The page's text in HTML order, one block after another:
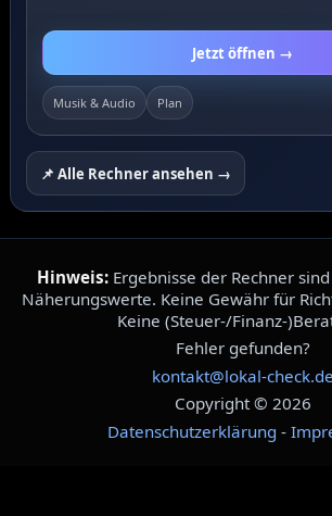
Jetzt öffnen →
Musik & Audio Plan
📌 Alle Rechner ansehen →
Hinweis: Ergebnisse der Rechner
Näherungswerte. Keine Gewähr für
Keine (Steuer-/Finanz-
Fehler gefunden?
kontakt@lokal-check.de
Copyright © 2026
Datenschutzerklärung -